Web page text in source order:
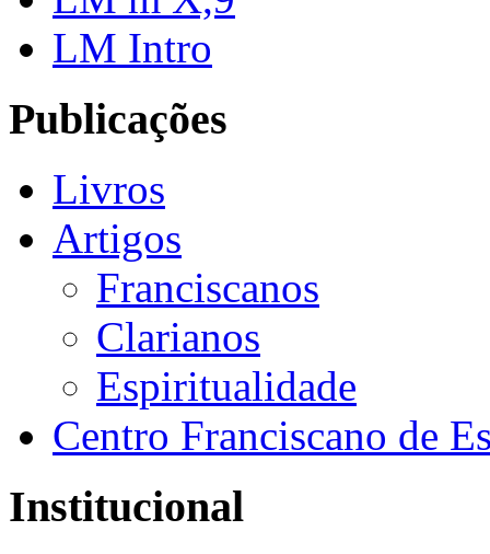
LM Intro
Publicações
Livros
Artigos
Franciscanos
Clarianos
Espiritualidade
Centro Franciscano de
Institucional